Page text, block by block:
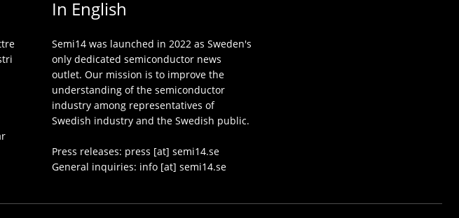
In English
Semi14 was launched in 2022 as Sweden's
only dedicated semiconductor news
outlet. Our mission is to improve the
understanding of the semiconductor
industry among representatives of
Swedish industry and the Swedish public.
Press releases: press [at] semi14.se
General inquiries: info [at] semi14.se